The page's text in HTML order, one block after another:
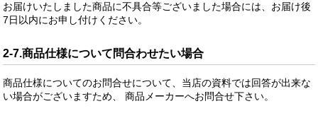
お届けいたしました商品に不具合等ございました場合には、お届け後
7日以内にお申し付けください。
2-7.商品仕様について問合わせたい場合
商品仕様についてのお問合せについて、当店の資料では回答が出来な
い場合がございますため、 商品メーカーへお問合せ下さい。